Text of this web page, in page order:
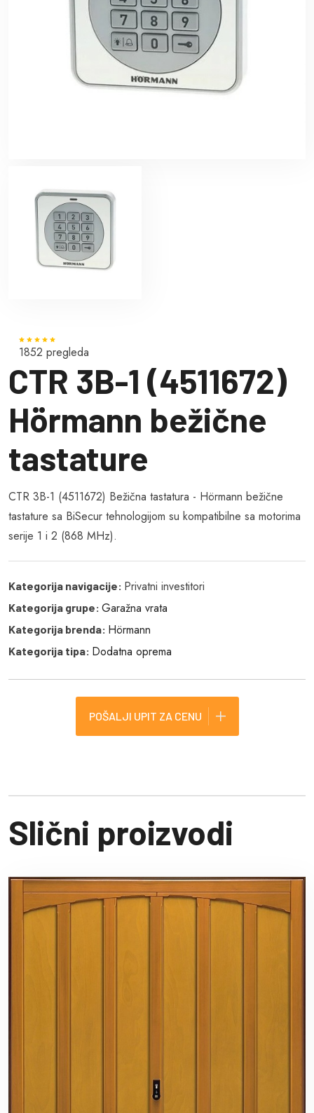
1852 pregleda
CTR 3B-1 (4511672)
Hörmann bežične
tastature
CTR 3B-1 (4511672) Bežična tastatura - Hörmann bežične
tastature sa BiSecur tehnologijom su kompatibilne sa motorima
serije 1 i 2 (868 MHz).
Kategorija navigacije: Privatni investitori
Kategorija grupe: Garažna vrata
Kategorija brenda: Hörmann
Kategorija tipa: Dodatna oprema
POŠALJI UPIT ZA CENU
Slični proizvodi